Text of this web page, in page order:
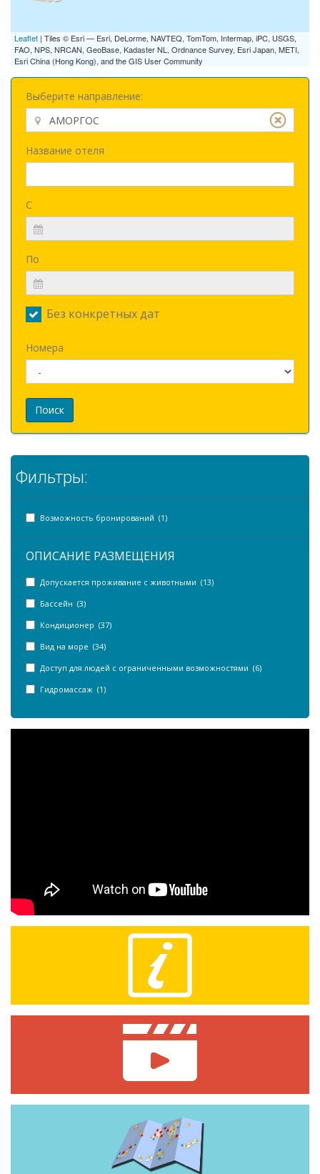
Leaflet | Tiles © Esri — Esri, DeLorme, NAVTEQ, TomTom, Intermap, iPC, USGS,
FAO, NPS, NRCAN, GeoBase, Kadaster NL, Ordnance Survey, Esri Japan, METI,
Esri China (Hong Kong), and the GIS User Community
Выберите направление:
Название отеля
С
По
Без конкретных дат
Номера
Поиск
Фильтры:
Возможность бронирований (1)
ОПИСАНИЕ РАЗМЕЩЕНИЯ
Допускается проживание с животными (13)
Бассейн (3)
Кондиционер (37)
Вид на море (34)
Доступ для людей с ограниченными возможностями (6)
Гидромассаж (1)